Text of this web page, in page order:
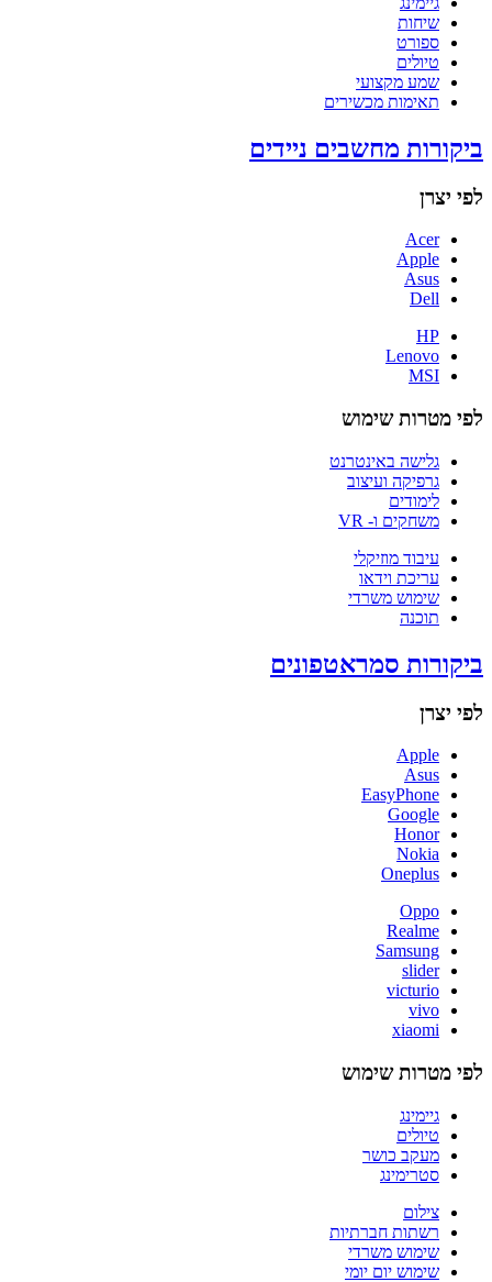
שיחות
ספורט
טיולים
שמע מקצועי
תאימות מכשירים
ביקורות מחשבים ניידים
לפי יצרן
Acer
Apple
Asus
Dell
HP
Lenovo
MSI
לפי מטרות שימוש
גלישה באינטרנט
גרפיקה ועיצוב
לימודים
משחקים ו- VR
עיבוד מוזיקלי
עריכת וידאו
שימוש משרדי
תוכנה
ביקורות סמראטפונים
לפי יצרן
Apple
Asus
EasyPhone
Google
Honor
Nokia
Oneplus
Oppo
Realme
Samsung
slider
victurio
vivo
xiaomi
לפי מטרות שימוש
גיימינג
טיולים
מעקב כושר
סטרימינג
צילום
רשתות חברתיות
שימוש משרדי
שימוש יום יומי